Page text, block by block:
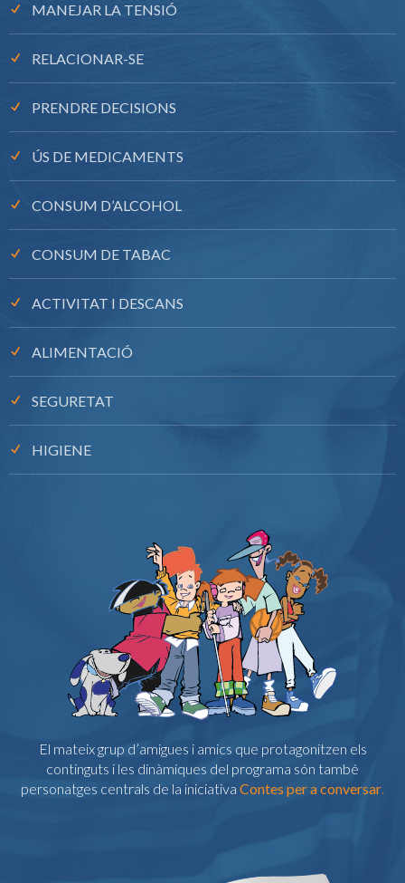
MANEJAR LA TENSIÓ
RELACIONAR-SE
PRENDRE DECISIONS
ÚS DE MEDICAMENTS
CONSUM D’ALCOHOL
CONSUM DE TABAC
ACTIVITAT I DESCANS
ALIMENTACIÓ
SEGURETAT
HIGIENE
El mateix grup d’amigues i amics que protagonitzen els
continguts i les dinàmiques del programa són també
personatges centrals de la iniciativa Contes per a conversar.